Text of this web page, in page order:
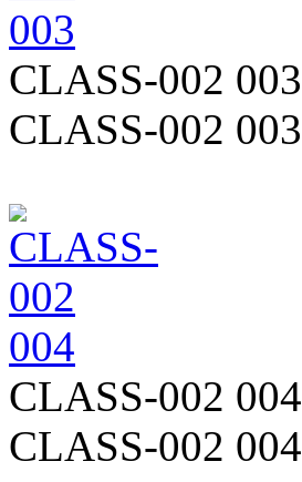
CLASS-002 003
CLASS-002 003
CLASS-002 004
CLASS-002 004